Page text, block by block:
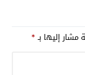
مشار إليها بـ*